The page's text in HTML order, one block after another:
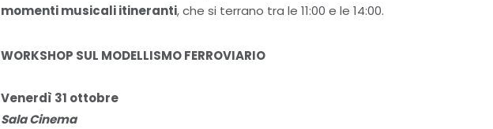
momenti musicali itineranti, che si terrano tra le 11:00 e le 14:00.
WORKSHOP SUL MODELLISMO FERROVIARIO
Venerdì 31 ottobre
Sala Cinema